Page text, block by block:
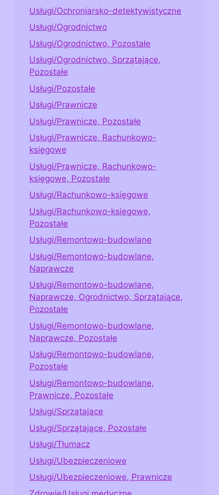
Usługi/Ochroniarsko-detektywistyczne
Usługi/Ogrodnictwo
Usługi/Ogrodnictwo, Pozostałe
Usługi/Ogrodnictwo, Sprzątające,
Pozostałe
Usługi/Pozostałe
Usługi/Prawnicze
Usługi/Prawnicze, Pozostałe
Usługi/Prawnicze, Rachunkowo-
księgowe
Usługi/Prawnicze, Rachunkowo-
księgowe, Pozostałe
Usługi/Rachunkowo-księgowe
Usługi/Rachunkowo-księgowe,
Pozostałe
Usługi/Remontowo-budowlane
Usługi/Remontowo-budowlane,
Naprawcze
Usługi/Remontowo-budowlane,
Naprawcze, Ogrodnictwo, Sprzątające,
Pozostałe
Usługi/Remontowo-budowlane,
Naprawcze, Pozostałe
Usługi/Remontowo-budowlane,
Pozostałe
Usługi/Remontowo-budowlane,
Prawnicze, Pozostałe
Usługi/Sprzątające
Usługi/Sprzątające, Pozostałe
Usługi/Tłumacz
Usługi/Ubezpieczeniowe
Usługi/Ubezpieczeniowe, Prawnicze